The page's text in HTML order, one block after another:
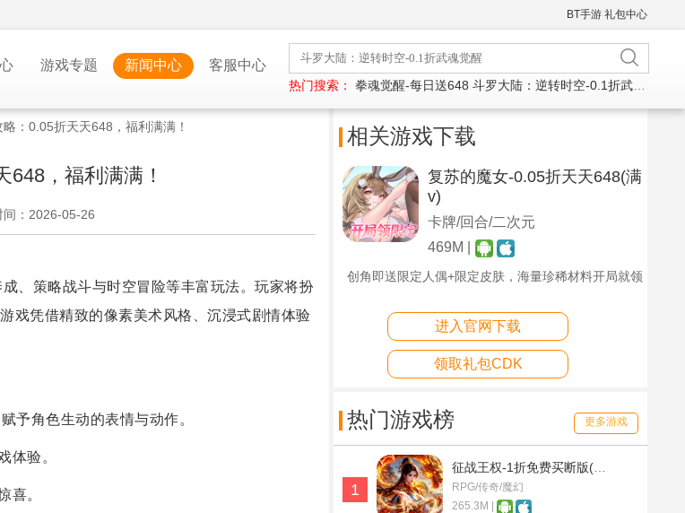
BT手游 礼包中心
游戏专题 新闻中心 客服中心
热门搜索： 拳魂觉醒-每日送648 斗罗大陆：逆转时空-0.1折武魂觉醒
略：0.05折天天648，福利满满！
648，福利满满！
：2026-05-26
、策略战斗与时空冒险等丰富玩法。玩家将扮
戏凭借精致的像素美术风格、沉浸式剧情体验
予角色生动的表情与动作。
体验。
喜。
相关游戏下载
复苏的魔女-0.05折天天648(满
v)
卡牌/回合/二次元
469M |
创角即送限定人偶+限定皮肤，海量珍稀材料开局就领
进入官网下载
领取礼包CDK
热门游戏榜 更多游戏
1
RPG/传奇/魔幻
265.3M |